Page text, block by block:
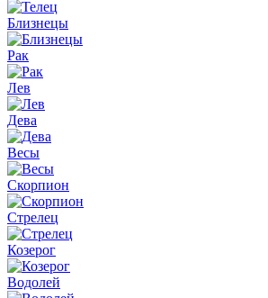
Близнецы
Рак
Лев
Дева
Весы
Скорпион
Стрелец
Козерог
Водолей